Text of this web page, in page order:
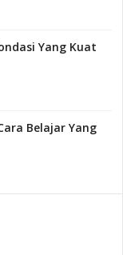
Yang Kuat
Belajar Yang